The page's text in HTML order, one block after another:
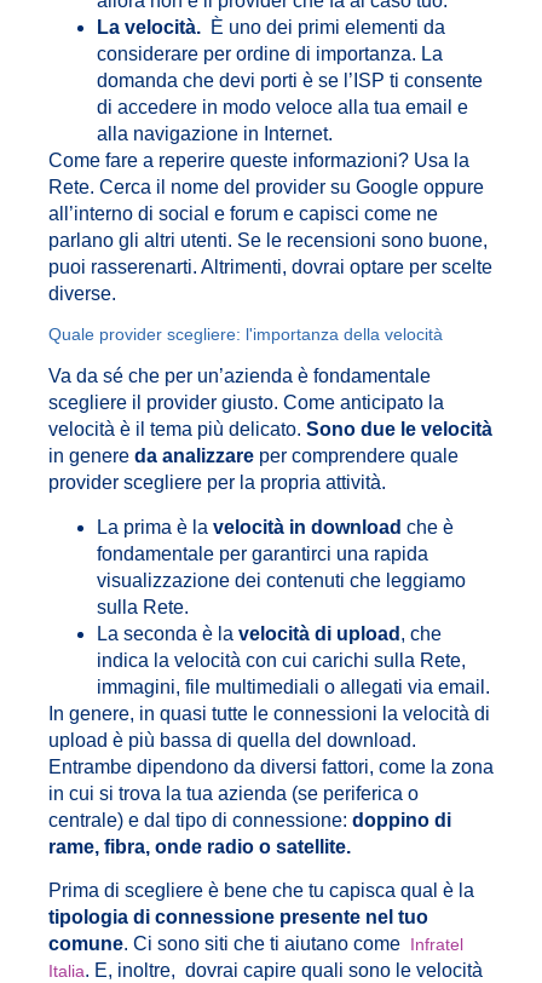
La velocità. È uno dei primi elementi da
considerare per ordine di importanza. La
domanda che devi porti è se l’ISP ti consente
di accedere in modo veloce alla tua email e
alla navigazione in Internet.
Come fare a reperire queste informazioni? Usa la
Rete. Cerca il nome del provider su Google oppure
all’interno di social e forum e capisci come ne
parlano gli altri utenti. Se le recensioni sono buone,
puoi rasserenarti. Altrimenti, dovrai optare per scelte
diverse.
Quale provider scegliere: l'importanza della velocità
Va da sé che per un’azienda è fondamentale
scegliere il provider giusto. Come anticipato la
velocità è il tema più delicato. Sono due le velocità
in genere da analizzare per comprendere quale
provider scegliere per la propria attività.
La prima è la velocità in download che è
fondamentale per garantirci una rapida
visualizzazione dei contenuti che leggiamo
sulla Rete.
La seconda è la velocità di upload , che
indica la velocità con cui carichi sulla Rete,
immagini, file multimediali o allegati via email.
In genere, in quasi tutte le connessioni la velocità di
upload è più bassa di quella del download.
Entrambe dipendono da diversi fattori, come la zona
in cui si trova la tua azienda (se periferica o
centrale) e dal tipo di connessione: doppino di
rame, fibra, onde radio o satellite.
Prima di scegliere è bene che tu capisca qual è la
tipologia di connessione presente nel tuo
comune. Ci sono siti che ti aiutano come Infratel
Italia. E, inoltre, dovrai capire quali sono le velocità